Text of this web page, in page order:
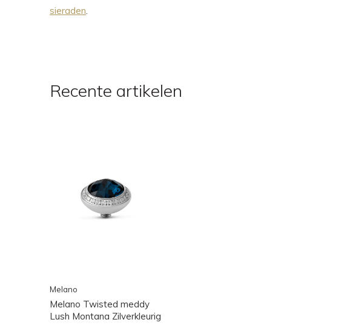
sieraden.
Recente artikelen
Melano
Melano Twisted meddy
Lush Montana Zilverkleurig